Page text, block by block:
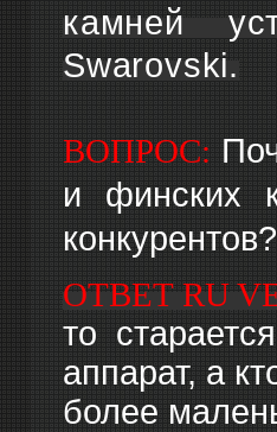
камней
Swarovski.
ВОПРОС:
и финских
конкурентов?
ОТВЕТ RU
то
аппарат, а
более